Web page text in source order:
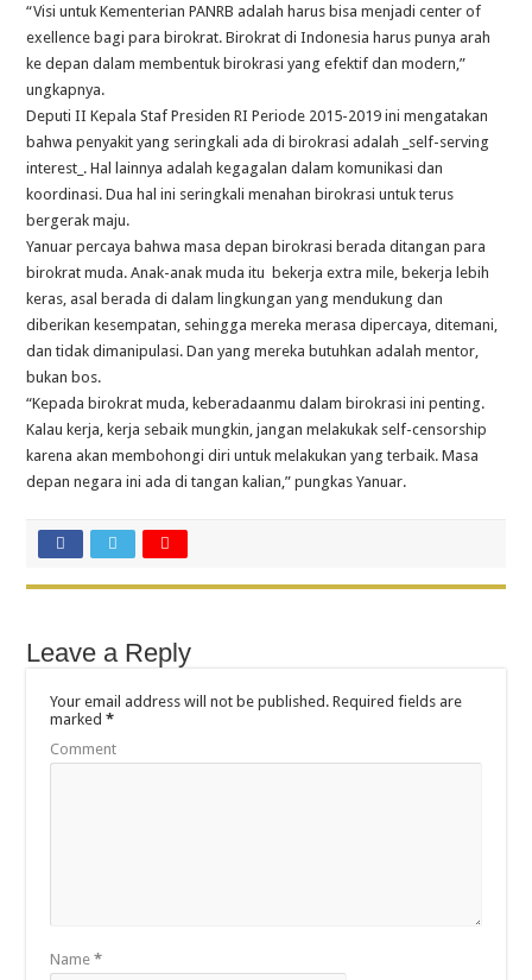
“Visi untuk Kementerian PANRB adalah harus bisa menjadi center of
exellence bagi para birokrat. Birokrat di Indonesia harus punya arah
ke depan dalam membentuk birokrasi yang efektif dan modern,”
ungkapnya.
Deputi II Kepala Staf Presiden RI Periode 2015-2019 ini mengatakan
bahwa penyakit yang seringkali ada di birokrasi adalah _self-serving
interest_. Hal lainnya adalah kegagalan dalam komunikasi dan
koordinasi. Dua hal ini seringkali menahan birokrasi untuk terus
bergerak maju.
Yanuar percaya bahwa masa depan birokrasi berada ditangan para
birokrat muda. Anak-anak muda itu bekerja extra mile, bekerja lebih
keras, asal berada di dalam lingkungan yang mendukung dan
diberikan kesempatan, sehingga mereka merasa dipercaya, ditemani,
dan tidak dimanipulasi. Dan yang mereka butuhkan adalah mentor,
bukan bos.
“Kepada birokrat muda, keberadaanmu dalam birokrasi ini penting.
Kalau kerja, kerja sebaik mungkin, jangan melakukak self-censorship
karena akan membohongi diri untuk melakukan yang terbaik. Masa
depan negara ini ada di tangan kalian,” pungkas Yanuar.
Leave a Reply
Your email address will not be published. Required fields are
marked*
Comment
Name*